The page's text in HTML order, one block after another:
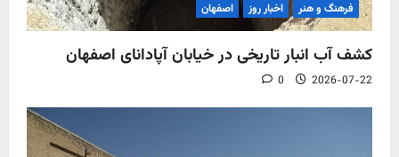
فرهنگ و هنر اخبار روز اصفهان
کشف آب‌ انبار تاریخی در خیابان آپادانای اصفهان
2026-07-22
0